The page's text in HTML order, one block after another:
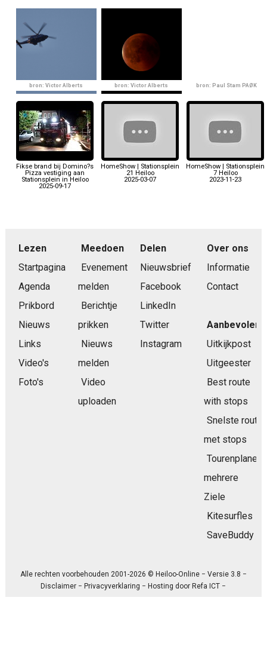
bron: Victor Alberts bron: Victor Alberts bron: Paul Stam PAØK
Fikse brand bij Domino?s
Pizza vestiging aan
Stationsplein in Heiloo
2025-09-17
HomeShow | Stationsplein
21 Heiloo
2025-03-07
HomeShow | Stationsplein
7 Heiloo
2023-11-23
Lezen
Startpagina
Agenda
Prikbord
Nieuws
Links
Video's
Foto's
Meedoen
Evenement
melden
Berichtje
prikken
Nieuws
melden
Video
uploaden
Delen
Nieuwsbrief
Facebook
LinkedIn
Twitter
Instagram
Over ons
Informatie
Contact
Aanbevolen
Uitkijkpost
Uitgeester
Best route
with stops
Snelste route
met stops
Tourenplaner
mehrere
Ziele
Kitesurfles
SaveBuddy
Alle rechten voorbehouden 2001-2026 © Heiloo-Online − Versie 3.8 −
Disclaimer −Privacyverklaring − Hosting doorRefa ICT −